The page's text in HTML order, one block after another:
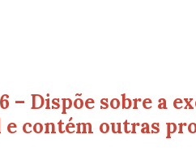
– Dispõe sobre a
contém outras